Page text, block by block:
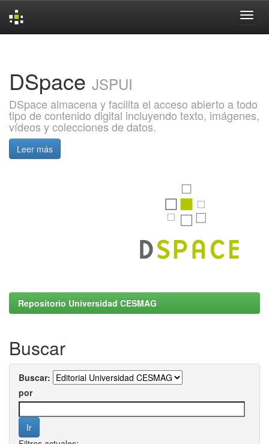
DSpace JSPUI
DSpace almacena y facilita el acceso abierto a todo
tipo de contenido digital incluyendo texto, imágenes,
vídeos y colecciones de datos.
Leer más
Repositorio Universidad CESMAG
Buscar
Buscar:
por